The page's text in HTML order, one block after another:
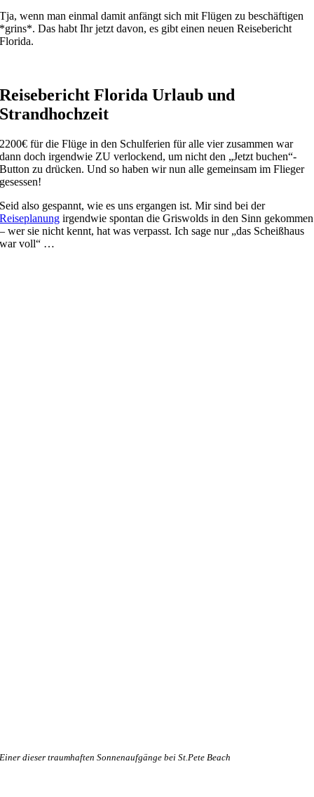
Tja, wenn man einmal damit anfängt sich mit Flügen zu beschäftigen
*grins*. Das habt Ihr jetzt davon, es gibt einen neuen Reisebericht
Florida.
Reisebericht Florida Urlaub und
Strandhochzeit
2200€ für die Flüge in den Schulferien für alle vier zusammen war
dann doch irgendwie ZU verlockend, um nicht den „Jetzt buchen“-
Button zu drücken. Und so haben wir nun alle gemeinsam im Flieger
gesessen!
Seid also gespannt, wie es uns ergangen ist. Mir sind bei der
Reiseplanung irgendwie spontan die Griswolds in den Sinn gekommen
– wer sie nicht kennt, hat was verpasst. Ich sage nur „das Scheißhaus
war voll“ …
Einer dieser traumhaften Sonnenaufgänge bei St.Pete Beach